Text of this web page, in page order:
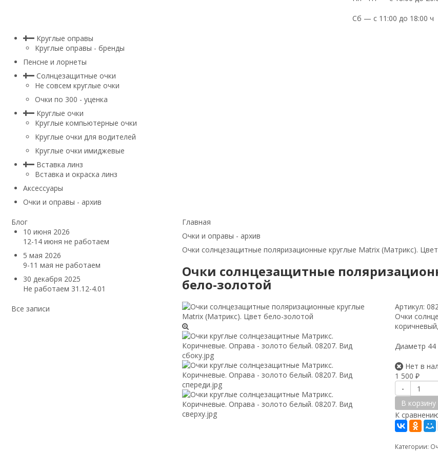
Сб — с 11:00 до 18:00 ч
Круглые оправы
Круглые оправы - бренды
Пенсне и лорнеты
Солнцезащитные очки
Не совсем круглые очки
Очки по 300 - уценка
Круглые очки
Круглые компьютерные очки
Круглые очки для водителей
Круглые очки имиджевые
Вставка линз
Вставка и окраска линз
Аксессуары
Очки и оправы - архив
Главная
Очки и оправы - архив
Очки солнцезащитные поляризационные круглые Matrix (Матрикс).
Очки солнцезащитные
бело-золотой
Артикул:
Очки
Диаметр 44
Нет в
1 500₽
-
В корзину
К
Категории:
Блог
10 июня 2026
12-14 июня не работаем
5 мая 2026
9-11 мая не работаем
30 декабря 2025
Не работаем 31.12-4.01
Все записи